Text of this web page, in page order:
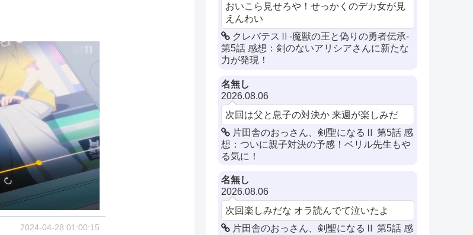
2024-04-28 01:00:15
おいこら見せろや！せっかくのデカ女が見
えんわい
クレバテスⅡ-魔獣の王と偽りの勇者伝承-
第5話 感想：剣のないアリシアさんに新たな
力が発現！
名無し
2026.08.06
次回は父と息子の対決か 来週が楽しみだ
片田舎のおっさん、剣聖になるⅡ 第5話 感
想：ついに親子対決の予感！ベリル先生もや
る気に！
名無し
2026.08.06
次回楽しみだな オラ読んでて泣いたよ
片田舎のおっさん、剣聖になるⅡ 第5話 感